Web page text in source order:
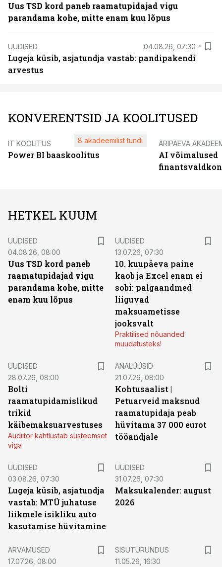
Uus TSD kord paneb raamatupidajad vigu
parandama kohe, mitte enam kuu lõpus
UUDISED 04.08.26, 07:30
Lugeja küsib, asjatundja vastab: pandipakendi
arvestus
KONVERENTSID JA KOOLITUSED
IT KOOLITUS
Power BI baaskoolitus
8 akadeemilist tundi ÄRIPÄEVA
AI võimalused
HETKEL KUUM
UUDISED
04.08.26, 08:00
Uus TSD kord paneb
raamatupidajad vigu
parandama kohe, mitte
enam kuu lõpus
UUDISED
13.07.26, 07:30
10. kuupäeva paine
kaob ja Excel enam ei
sobi: palgaandmed
liiguvad
maksuametisse
jooksvalt
Praktilised nõuanded
muudatusteks!
UUDISED
28.07.26, 08:00
Bolti
raamatupidamislikud
trikid
käibemaksuarvestuses
Audiitor kahtlustab süsteemset
viga
ANALÜÜSID
21.07.26, 08:00
Kohtusaalist |
Petuarveid maksnud
raamatupidaja peab
hüvitama 37 000 eurot
tööandjale
UUDISED
03.08.26, 07:30
Lugeja küsib, asjatundja
vastab: MTÜ juhatuse
liikmele isikliku auto
kasutamise hüvitamine
UUDISED
31.07.26, 07:30
Maksukalender: august
2026
ARVAMUSED
17.07.26, 08:00
SISUTURUNDUS
11.05.26, 16:30